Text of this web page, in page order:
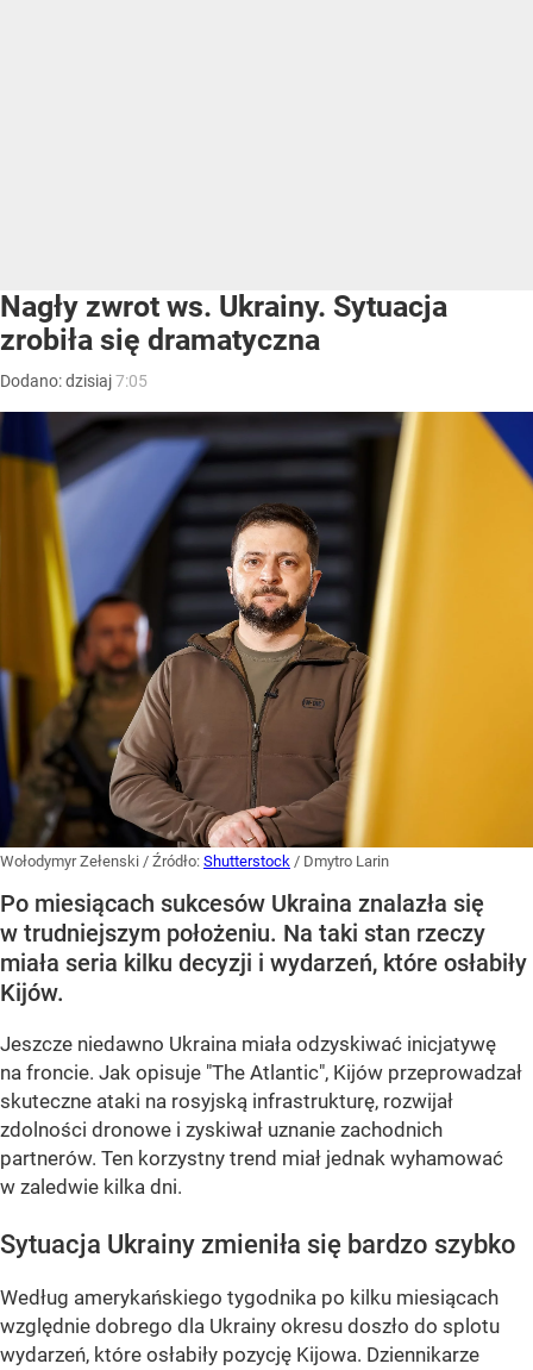
Nagły zwrot ws. Ukrainy. Sytuacja
zrobiła się dramatyczna
Dodano:dzisiaj7:05
Wołodymyr Zełenski / Źródło: Shutterstock / Dmytro Larin
Po miesiącach sukcesów Ukraina znalazła się
w trudniejszym położeniu. Na taki stan rzeczy
miała seria kilku decyzji i wydarzeń, które osłabiły
Kijów.
Jeszcze niedawno Ukraina miała odzyskiwać inicjatywę
na froncie. Jak opisuje "The Atlantic", Kijów przeprowadzał
skuteczne ataki na rosyjską infrastrukturę, rozwijał
zdolności dronowe i zyskiwał uznanie zachodnich
partnerów. Ten korzystny trend miał jednak wyhamować
w zaledwie kilka dni.
Sytuacja Ukrainy zmieniła się bardzo szybko
Według amerykańskiego tygodnika po kilku miesiącach
względnie dobrego dla Ukrainy okresu doszło do splotu
wydarzeń, które osłabiły pozycję Kijowa. Dziennikarze